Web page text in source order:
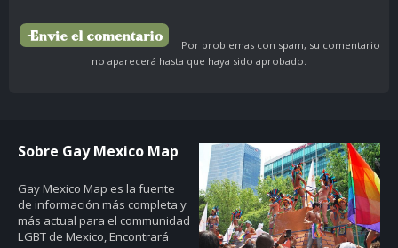
Por problemas con spam, su comentario
no aparecerá hasta que haya sido aprobado.
Sobre Gay Mexico Map
Gay Mexico Map es la fuente
de información más completa y
más actual para el communidad
LGBT de Mexico, Encontrará